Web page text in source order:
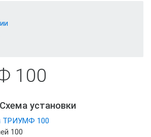
100
Схема установки
100